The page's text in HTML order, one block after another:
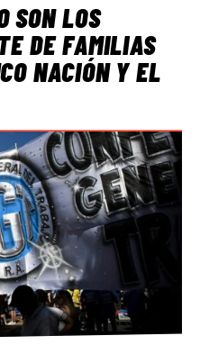
SON LOS
DE FAMILIAS
NACIÓN Y EL